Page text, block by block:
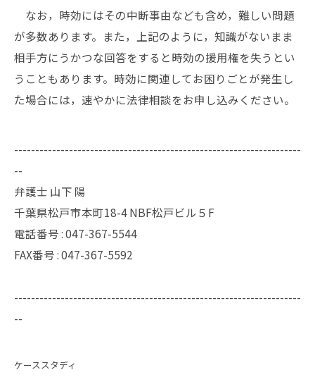
なお，時効にはその中断事由なども含め，難しい問題
が多数あります。また，上記のように，知識がないまま
相手方にうかつな回答をすると時効の援用権を失うとい
うこともあります。時効に関連してお困りごとが発生し
た場合には，速やかに法律相談をお申し込みください。
--------------------------------------------------------------------
--
弁護士 山下 陽
千葉県松戸市本町18-4 NBF松戸ビル５F
電話番号 :047-367-5544
FAX番号 :047-367-5592
--------------------------------------------------------------------
--
ケーススタディ